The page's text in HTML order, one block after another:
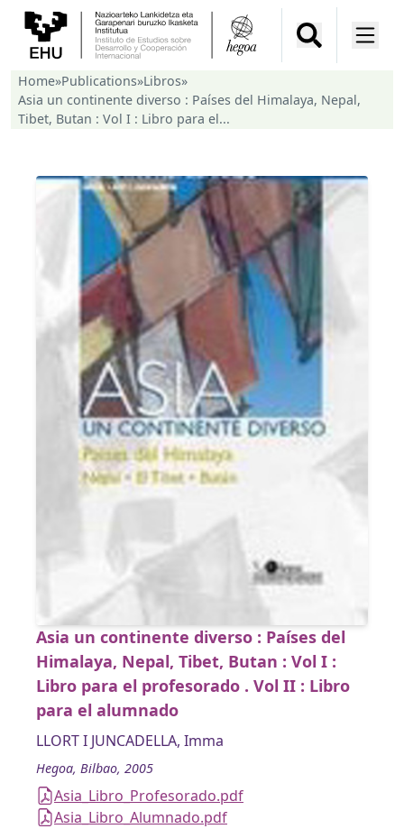
Home»Publications»Libros»
Asia un continente diverso : Países del Himalaya, Nepal,
Tibet, Butan : Vol I : Libro para el...
Asia un continente diverso : Países del
Himalaya, Nepal, Tibet, Butan : Vol I :
Libro para el profesorado . Vol II : Libro
para el alumnado
LLORT I JUNCADELLA, Imma
Hegoa, Bilbao, 2005
Asia_Libro_Profesorado.pdf
Asia_Libro_Alumnado.pdf